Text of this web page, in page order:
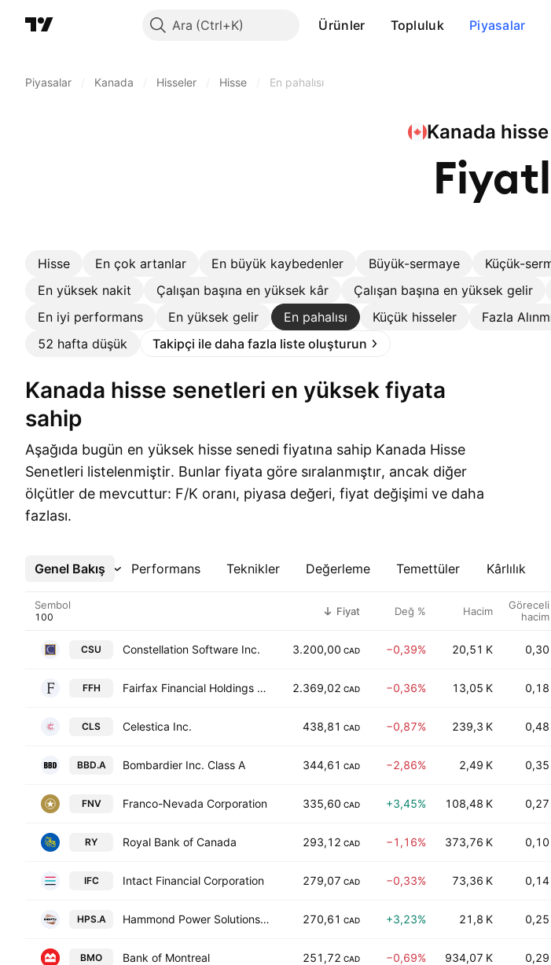
Ara Ürünler Topluluk Piyasalar
Piyasalar Kanada Hisseler Hisse En pahalısı
Kanada hisse
Hisse En çok artanlar En büyük kaybedenler Büyük-sermaye Küçük-
En yüksek nakit
Çalışan başına en yüksek kâr Çalışan başına en yüksek gelir
En iyi performans
En yüksek gelir En pahalısı Küçük hisseler Fazla
52 hafta düşük
Takipçi ile daha fazla liste oluşturun
Kanada hisse senetleri en yüksek fiyata
sahip
Aşağıda bugün en yüksek hisse senedi fiyatına sahip Kanada Hisse
Senetleri listelenmiştir. Bunlar fiyata göre sıralanmıştır, ancak diğer
ölçütler de mevcuttur: F/K oranı, piyasa değeri, fiyat değişimi ve daha
fazlası.
Genel Bakış Performans Teknikler Değerleme Temettüler Kârlılık
Daha Fazla
Sembol Fiyat Değ % Hacim
Göreceli
hacim
CSU Constellation Software Inc. 3.200,00 CAD −0,39% 20,51 K 0,30
FFH Fairfax Financial Holdings Limited 2.369,02 CAD −0,36% 13,05 K 0,18
CLS Celestica Inc. 438,81 CAD −0,87% 239,3 K 0,48
BBD.A Bombardier Inc. Class A 344,61 CAD −2,86% 2,49 K 0,35
FNV Franco-Nevada Corporation 335,60 CAD +3,45% 108,48 K 0,27
RY Royal Bank of Canada 293,12 CAD −1,16% 373,76 K 0,10
IFC Intact Financial Corporation 279,07 CAD −0,33% 73,36 K 0,14
HPS.A Hammond Power Solutions Inc. Class A 270,61 CAD +3,23% 21,8 K 0,25
BMO Bank of Montreal 251,72 CAD −0,69% 934,07 K 0,29